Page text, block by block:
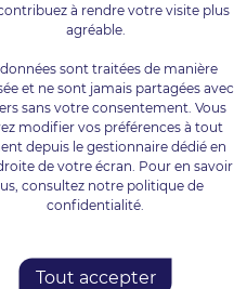
HT / Mois *
Soit 388,8€ TTC / Mois
à rendre votre visite plus
agréable.
données sont traitées de manière
et ne sont jamais partagées avec
sans votre consentement. Vous
modifier vos préférences à tout
depuis le gestionnaire dédié en
de votre écran. Pour en savoir
consultez notre politique de
confidentialité.
Tout accepter